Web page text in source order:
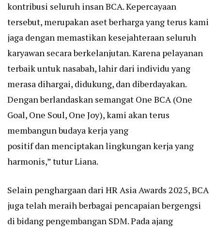
kontribusi seluruh insan BCA. Kepercayaan
tersebut, merupakan aset berharga yang terus kami
jaga dengan memastikan kesejahteraan seluruh
karyawan secara berkelanjutan. Karena pelayanan
terbaik untuk nasabah, lahir dari individu yang
merasa dihargai, didukung, dan diberdayakan.
Dengan berlandaskan semangat One BCA (One
Goal, One Soul, One Joy), kami akan terus
membangun budaya kerja yang
positif dan menciptakan lingkungan kerja yang
harmonis,” tutur Liana.
Selain penghargaan dari HR Asia Awards 2025, BCA
juga telah meraih berbagai pencapaian bergengsi
di bidang pengembangan SDM. Pada ajang